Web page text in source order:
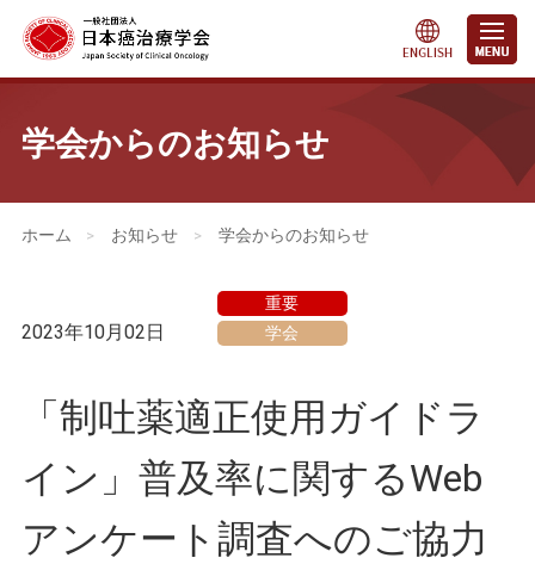
学会からのお知らせ
会員・医療関係の皆さまへ
> お知らせ > 学会からのお知らせ
2023年10月02日
重要
学会
「制吐薬適正使用ガイドラ
イン」普及率に関するWeb
アンケート調査へのご協力